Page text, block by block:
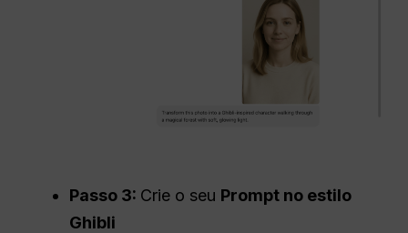
Passo 3: Crie o seu Prompt no estilo
Ghibli